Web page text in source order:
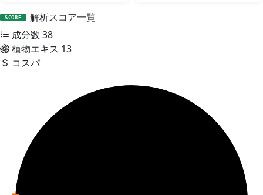
SCORE
解析スコア一覧
成分数 38
植物エキス 13
コスパ